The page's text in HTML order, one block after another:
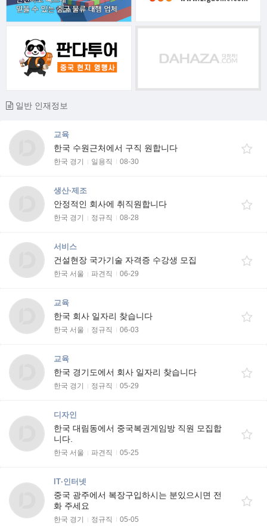
일반 인재정보
교육
한국 수원근처에서 구직 원합니다
한국 경기 일용직 08-30
생산·제조
안정적인 회사에 취직원합니다
한국 경기 정규직 08-28
서비스
건설현장 국가기술 자격증 수강생 모집
한국 서울 파견직 06-29
교육
한국 회사 일자리 찾습니다
한국 서울 정규직 06-03
교육
한국 경기도에서 회사 일자리 찾습니다
한국 경기 정규직 05-29
디자인
한국 대림동에서 중국복권게임방 직원 모집합
니다.
한국 서울 파견직 05-25
IT·인터넷
중국 광주에서 복장구입하시는 분있으시면 전
화 주세요
한국 경기 정규직 05-05